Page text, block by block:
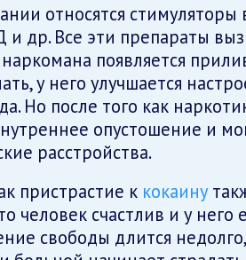
относятся стимуляторы
и др. Все эти препараты
появляется
у него улучшается
Но после того как
опустошение и
расстройства.
пристрастие к кокаину
человек счастлив и у него
свободы длится